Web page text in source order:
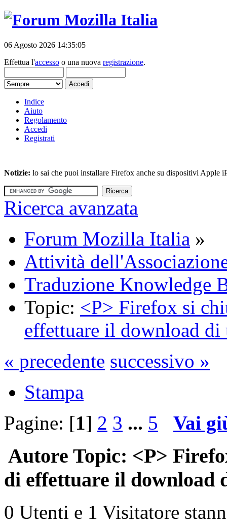
06 Agosto 2026 14:35:05
Effettua l'accesso o una nuova registrazione.
Indice
Aiuto
Regolamento
Accedi
Registrati
Notizie: lo sai che puoi installare Firefox anche su dispositivi Apple
Ricerca avanzata
Forum Mozilla Italia »
Attività
Traduzione Knowledge
Topic: <P> Firefox si
effettuare il download
« precedente successivo »
Stampa
Pagine: [1] 2 3 ... 5 Vai
Autore Topic: <P>
di effettuare il download
0 Utenti e 1 Visitatore